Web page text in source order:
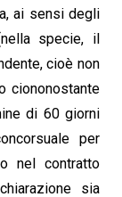
ai sensi degli
specie, il
cioè non
ciononostante
di 60 giorni
per
nel contratto
sia